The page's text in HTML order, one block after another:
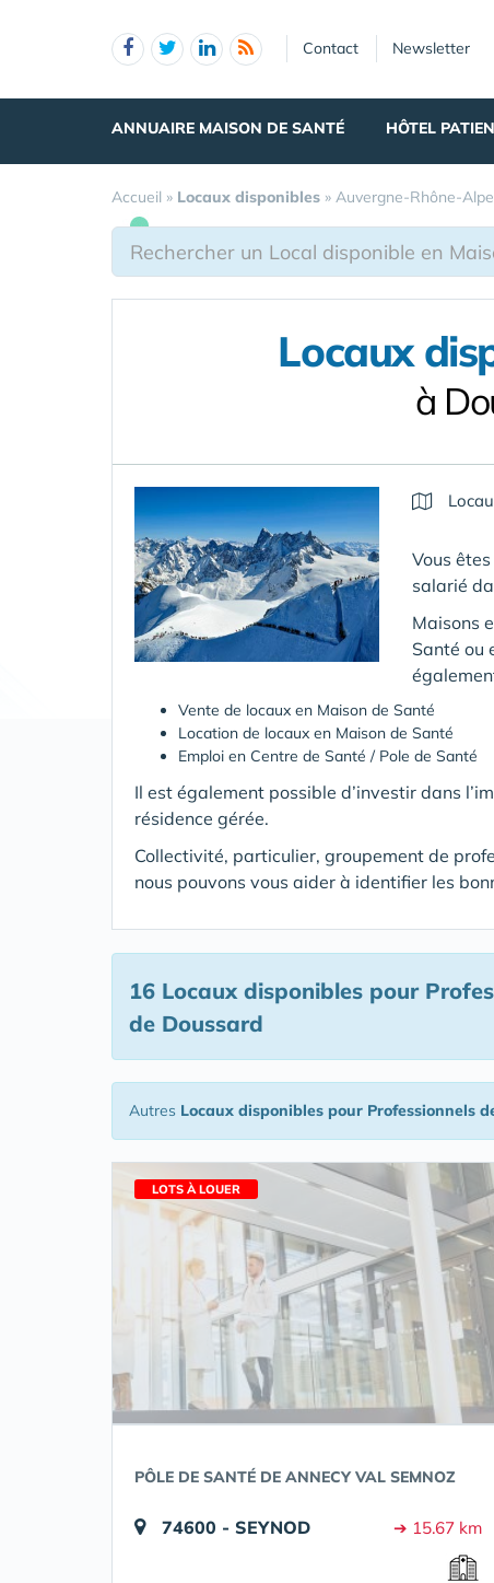
Contact Newsletter
ANNUAIRE MAISON DE SANTÉ HÔTEL
Accueil » Locaux disponibles » Auvergne-Rhône-
Locaux
à
Vous
salarié
Maisons
Santé ou
Vente de locaux en Maison de Santé
Location de locaux en Maison de Santé
Emploi en Centre de Santé / Pole de Santé
Il est également possible d’investir dans
résidence gérée.
Collectivité, particulier, groupement de
nous pouvons vous aider à identifier les
16 Locaux disponibles pour
de Doussard
Autres Locaux disponibles pour Professionnels
LOTS À LOUER
PÔLE DE SANTÉ DE ANNECY VAL SEMNOZ
74600 - SEYNOD ➔ 15.67 km